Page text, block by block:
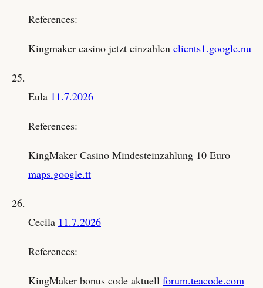
References:
Kingmaker casino jetzt einzahlen clients1.google.nu
Eula 11.7.2026
References:
KingMaker Casino Mindesteinzahlung 10 Euro
maps.google.tt
Cecila 11.7.2026
References:
KingMaker bonus code aktuell forum.teacode.com